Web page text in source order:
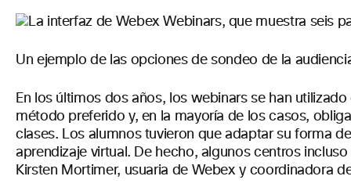
Un ejemplo de las opciones de sondeo de la
En los últimos dos años, los webinars se han
método preferido y, en la mayoría de los casos,
clases. Los alumnos tuvieron que adaptar su forma
aprendizaje virtual. De hecho, algunos centros
Kirsten Mortimer, usuaria de Webex y coordinadora